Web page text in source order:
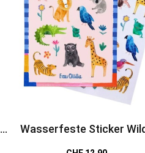
Wasserfeste Sticker